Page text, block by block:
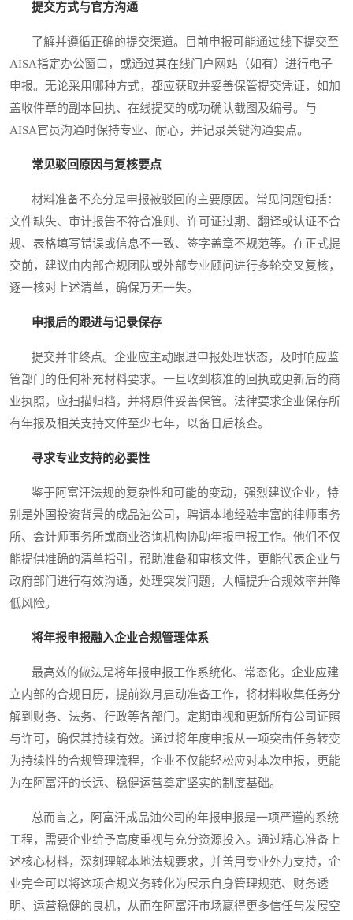
提交方式与官方沟通
了解并遵循正确的提交渠道。目前申报可能通过线下提交至
AISA指定办公窗口，或通过其在线门户网站（如有）进行电子
申报。无论采用哪种方式，都应获取并妥善保管提交凭证，如加
盖收件章的副本回执、在线提交的成功确认截图及编号。与
AISA官员沟通时保持专业、耐心，并记录关键沟通要点。
常见驳回原因与复核要点
材料准备不充分是申报被驳回的主要原因。常见问题包括：
文件缺失、审计报告不符合准则、许可证过期、翻译或认证不合
规、表格填写错误或信息不一致、签字盖章不规范等。在正式提
交前，建议由内部合规团队或外部专业顾问进行多轮交叉复核，
逐一核对上述清单，确保万无一失。
申报后的跟进与记录保存
提交并非终点。企业应主动跟进申报处理状态，及时响应监
管部门的任何补充材料要求。一旦收到核准的回执或更新后的商
业执照，应扫描归档，并将原件妥善保管。法律要求企业保存所
有年报及相关支持文件至少七年，以备日后核查。
寻求专业支持的必要性
鉴于阿富汗法规的复杂性和可能的变动，强烈建议企业，特
别是外国投资背景的成品油公司，聘请本地经验丰富的律师事务
所、会计师事务所或商业咨询机构协助年报申报工作。他们不仅
能提供准确的清单指引，帮助准备和审核文件，更能代表企业与
政府部门进行有效沟通，处理突发问题，大幅提升合规效率并降
低风险。
将年报申报融入企业合规管理体系
最高效的做法是将年报申报工作系统化、常态化。企业应建
立内部的合规日历，提前数月启动准备工作，将材料收集任务分
解到财务、法务、行政等各部门。定期审视和更新所有公司证照
与许可，确保其持续有效。通过将年度申报从一项突击任务转变
为持续性的合规管理流程，企业不仅能轻松应对本次申报，更能
为在阿富汗的长远、稳健运营奠定坚实的制度基础。
总而言之，阿富汗成品油公司的年报申报是一项严谨的系统
工程，需要企业给予高度重视与充分资源投入。通过精心准备上
述核心材料，深刻理解本地法规要求，并善用专业外力支持，企
业完全可以将这项合规义务转化为展示自身管理规范、财务透
明、运营稳健的良机，从而在阿富汗市场赢得更多信任与发展空